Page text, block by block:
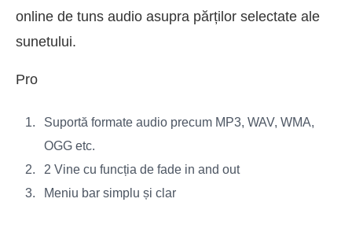
online de tuns audio asupra părților selectate ale
sunetului.
Pro
Suportă formate audio precum MP3, WAV, WMA,
OGG etc.
2 Vine cu funcția de fade in and out
Meniu bar simplu și clar